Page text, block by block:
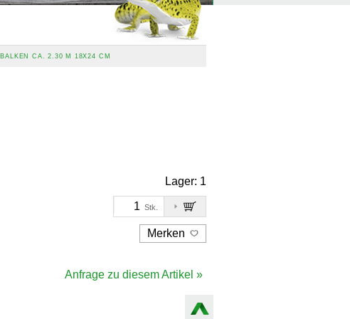
BALKEN CA. 2.30 M 18X24 CM
Lager: 1
Stk.
Merken
Anfrage zu diesem Artikel »